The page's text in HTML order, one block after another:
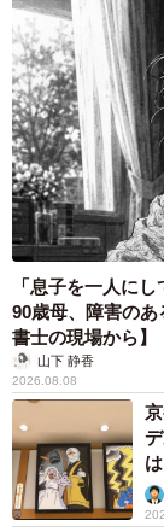
「息子を一人に
90歳母、障害の
書士の現場から】
山下 静香
2026.08.08
は